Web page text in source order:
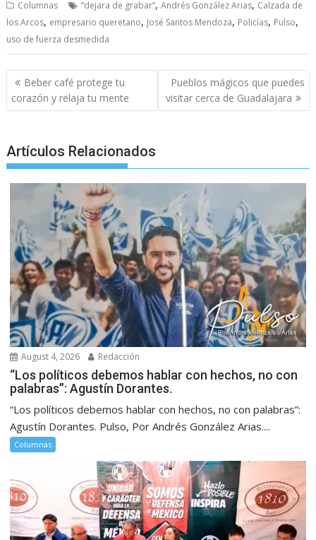
e
b
o
o
k
itt
er
ai
l
at
A
p
p
ss
e
n
er
y
e
e
a
m
ar
e
Columnas “dejara de grabar”,Andrés González Arias, Calzada de
los Arcos, empresario queretano, José Santos Mendoza, Policías, Pulso,
uso de fuerza desmedida
Post
navigation
Beber café protege tu
corazón y relaja tu mente
Pueblos mágicos que puedes
visitar cerca de Guadalajara
Artículos Relacionados
August 4, 2026 Redacción
“Los políticos debemos hablar con hechos, no con
palabras”: Agustín Dorantes.
“Los políticos debemos hablar con hechos, no con palabras”:
Agustín Dorantes. Pulso, Por Andrés González Arias....
Columnas